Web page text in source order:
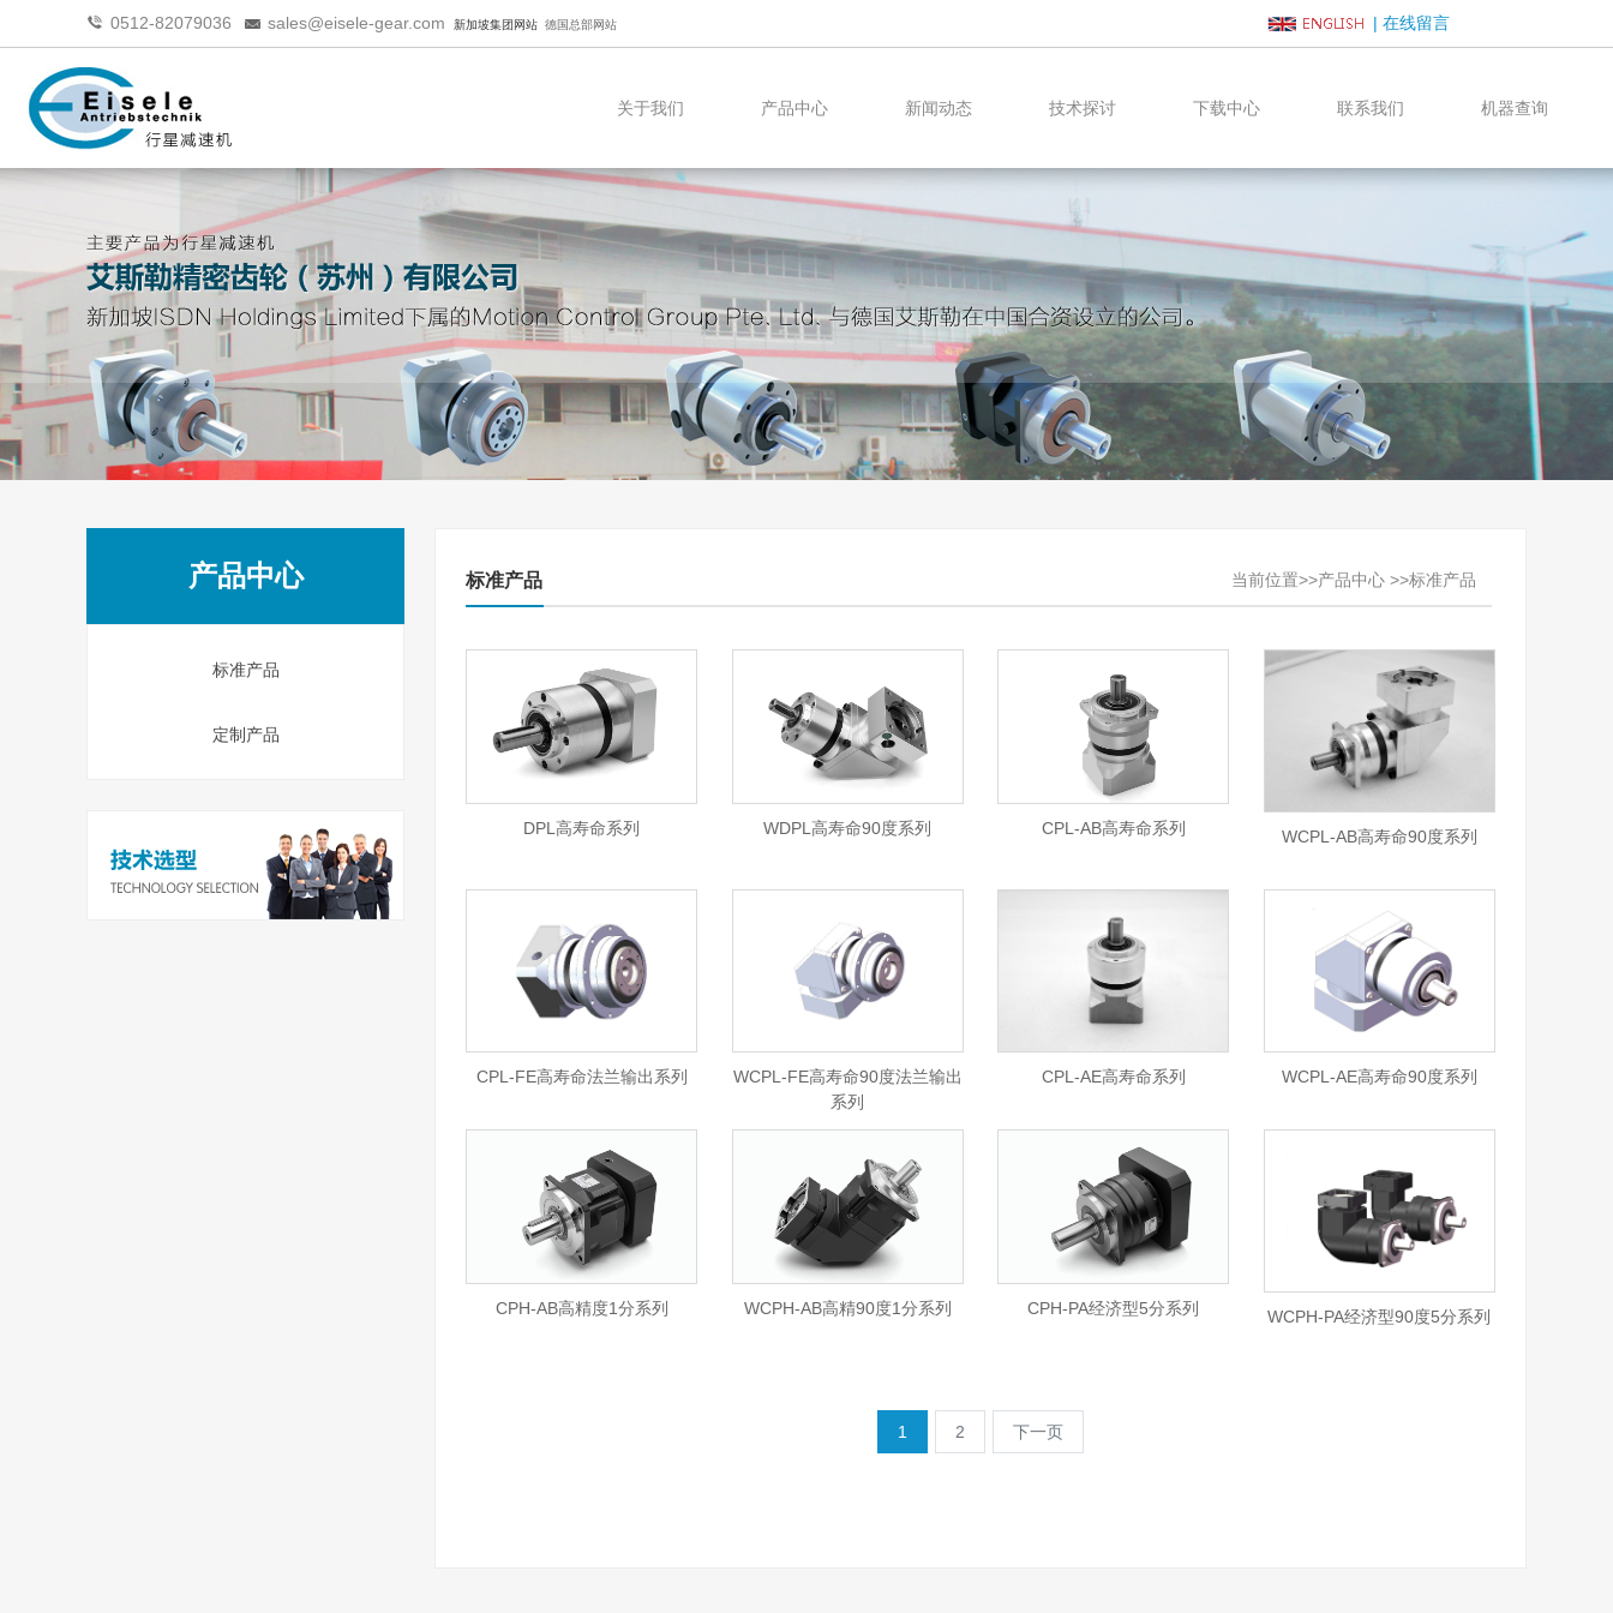
0512-82079036 sales@eisele-gear.com 新加坡集团网站 德国总部网站 | 在线留言
关于我们 产品中心 新闻动态 技术探讨 下载中心 联系我们 机器查询
产品中心
标准产品
定制产品
标准产品 当前位置>>产品中心 >>标准产品
DPL高寿命系列 WDPL高寿命90度系列 CPL-AB高寿命系列 WCPL-AB高寿命90度系列
CPL-FE高寿命法兰输出系列
WCPL-FE高寿命90度法兰输出
系列
CPL-AE高寿命系列 WCPL-AE高寿命90度系列
CPH-AB高精度1分系列 WCPH-AB高精90度1分系列 CPH-PA经济型5分系列 WCPH-PA经济型90度5分系列
1 2 下一页